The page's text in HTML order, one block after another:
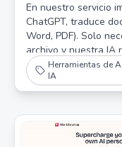
En nuestro servicio
ChatGPT, traduce
Word, PDF). Solo
archivo y nuestra IA
traducción
descarga el archivo
última tecnología de
Herramientas de
IA